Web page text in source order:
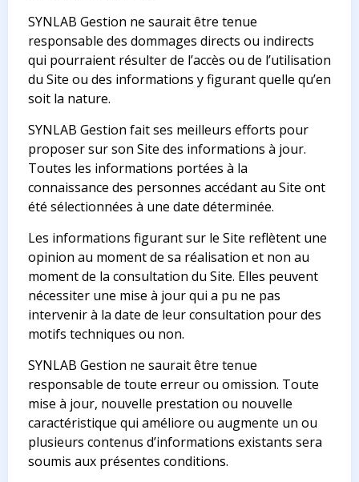
SYNLAB Gestion ne saurait être tenue
responsable des dommages directs ou indirects
qui pourraient résulter de l’accès ou de l’utilisation
du Site ou des informations y figurant quelle qu’en
soit la nature.
SYNLAB Gestion fait ses meilleurs efforts pour
proposer sur son Site des informations à jour.
Toutes les informations portées à la
connaissance des personnes accédant au Site ont
été sélectionnées à une date déterminée.
Les informations figurant sur le Site reflètent une
opinion au moment de sa réalisation et non au
moment de la consultation du Site. Elles peuvent
nécessiter une mise à jour qui a pu ne pas
intervenir à la date de leur consultation pour des
motifs techniques ou non.
SYNLAB Gestion ne saurait être tenue
responsable de toute erreur ou omission. Toute
mise à jour, nouvelle prestation ou nouvelle
caractéristique qui améliore ou augmente un ou
plusieurs contenus d’informations existants sera
soumis aux présentes conditions.